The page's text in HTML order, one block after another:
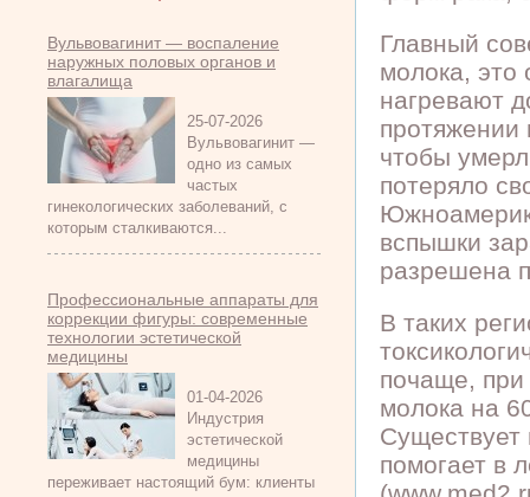
Вульвовагинит — воспаление
наружных половых органов и
влагалища
25-07-2026
Вульвовагинит —
одно из самых
частых
гинекологических заболеваний, с
которым сталкиваются...
Профессиональные аппараты для
коррекции фигуры: современные
технологии эстетической
медицины
01-04-2026
Индустрия
эстетической
медицины
переживает настоящий бум: клиенты
Главный
молока, это
нагревают
протяжении
чтобы
потеряло
вспышки
разрешена
В таких
почаще, при
молока на
Существует
помогает в